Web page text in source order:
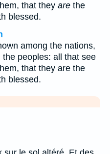
that they are the
blessed.
among the nations,
peoples: all that see
that they are the
blessed.